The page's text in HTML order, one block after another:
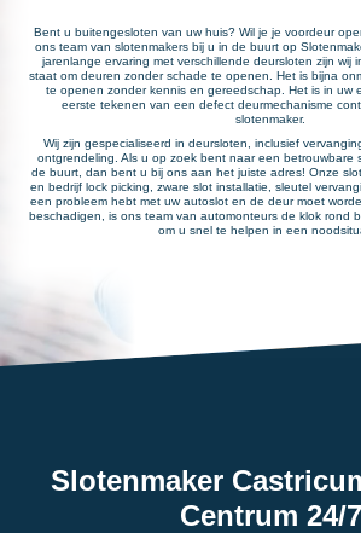
Bent u buitengesloten van uw huis? Wil je je voordeur
ons team van slotenmakers bij u in de buurt op
jarenlange ervaring met verschillende deursloten zijn wij
staat om deuren zonder schade te openen. Het is bijna
te openen zonder kennis en gereedschap. Het is in uw
eerste tekenen van een defect deurmechanisme
slotenmaker.
Wij zijn gespecialiseerd in deursloten, inclusief
ontgrendeling. Als u op zoek bent naar een betrouwbare
de buurt, dan bent u bij ons aan het juiste adres! Onze
en bedrijf lock picking, zware slot installatie, sleutel
een probleem hebt met uw autoslot en de deur moet
beschadigen, is ons team van automonteurs de klok rond
om u snel te helpen in een
Slotenmaker
Centrum 24/7